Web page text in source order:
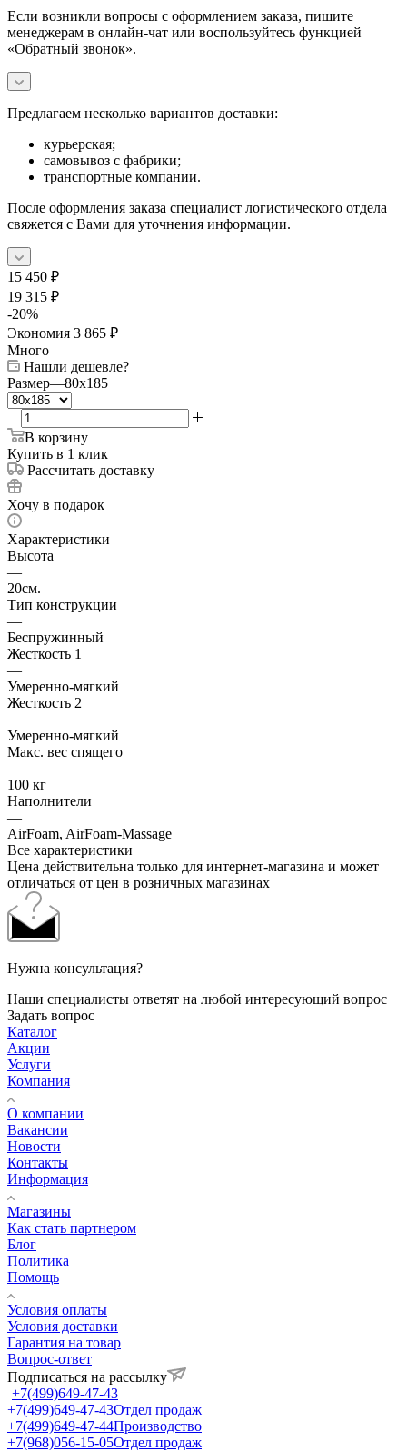
Если возникли вопросы с оформлением заказа, пишите
менеджерам в онлайн-чат или воспользуйтесь функцией
«Обратный звонок».
Предлагаем несколько вариантов доставки:
курьерская;
самовывоз с фабрики;
транспортные компании.
После оформления заказа специалист логистического отдела
свяжется с Вами для уточнения информации.
15 450 ₽
19 315 ₽
-20%
Экономия 3 865 ₽
Много
Нашли дешевле?
Размер—80x185
В корзину
Купить в 1 клик
Рассчитать доставку
Хочу в подарок
Характеристики
Высота
—
20см.
Тип конструкции
—
Беспружинный
Жесткость 1
—
Умеренно-мягкий
Жесткость 2
—
Умеренно-мягкий
Макс. вес спящего
—
100 кг
Наполнители
—
AirFoam, AirFoam-Massage
Все характеристики
Цена действительна только для интернет-магазина и может
отличаться от цен в розничных магазинах
Нужна консультация?
Наши специалисты ответят на любой интересующий вопрос
Задать вопрос
Каталог
Акции
Услуги
Компания
О компании
Вакансии
Новости
Контакты
Информация
Магазины
Как стать партнером
Блог
Политика
Помощь
Условия оплаты
Условия доставки
Гарантия на товар
Вопрос-ответ
Подписаться на рассылку
+7(499)649-47-43
+7(499)649-47-43Отдел продаж
+7(499)649-47-44Производство
+7(968)056-15-05Отдел продаж